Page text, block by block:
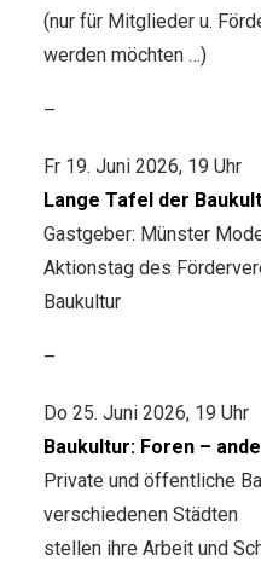
(nur für Mitglieder u.
werden möchten …)
–
Fr 19. Juni 2026, 19 Uhr
Lange Tafel der
Gastgeber: Münster
Aktionstag des
Baukultur
–
Do 25. Juni 2026, 19 Uhr
Baukultur: Foren –
Private und öffentliche
verschiedenen Städten
stellen ihre Arbeit und